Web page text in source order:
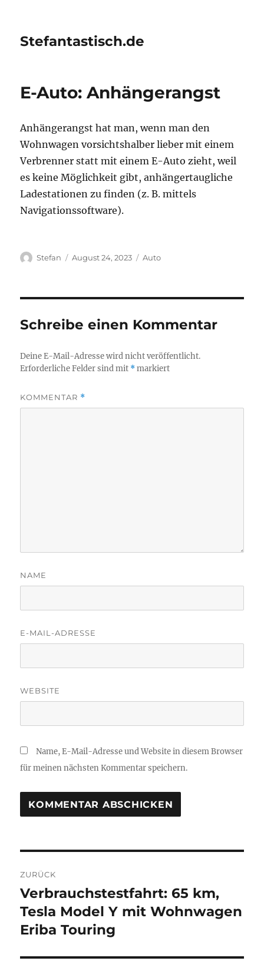
Stefantastisch.de
E-Auto: Anhängerangst
Anhängerangst hat man, wenn man den
Wohnwagen vorsichtshalber lieber mit einem
Verbrenner statt mit einem E-Auto zieht, weil
es keine Möglichkeit gibt, anhängertaugliche
Ladestationen zu finden (z. B. mittels
Navigationssoftware).
Autor
Stefan
Veröffentlicht
August 24, 2023 Kategorien
Auto
Schreibe einen Kommentar
Deine E-Mail-Adresse wird nicht veröffentlicht.
Erforderliche Felder sind mit *markiert
KOMMENTAR *
NAME
E-MAIL-ADRESSE
WEBSITE
Name, E-Mail-Adresse und Website in diesem Browser
für meinen nächsten Kommentar speichern.
ZURÜCK
Vorheriger
Beitrag:
Verbrauchstestfahrt: 65 km,
Tesla Model Y mit Wohnwagen
Eriba Touring